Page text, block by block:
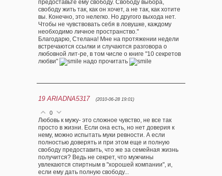
предоставьте ему свободу. Свободу выбора,
свободу жить так, как он хочет, а не так, как хотите
вы. Конечно, это нелегко. Но другого выхода нет.
Чтобы не чувствовать себя в ловушке, каждому
необходимо личное пространство."
Благодарю, Стелана! Мне на протяжении недели
встречаются ссылки и случаются разговора о
любовной лит-ре, в том числе о книге "10 секретов
любви"
надо прочитать
19 ARIADNA5317 (2010-06-28 19:01)
0
Любовь к мужу- это сложное чувство, не все так
просто в жизни. Если она есть, но нет доверия к
нему, можно испытать муки ревности. А если
полностью доверять и при этом еще и полную
свободу предоставить, что же за семейная жизнь
получится? Ведь не секрет, что мужчины
увлекаются спиртным в "хорошей компании", и,
если ему дать полную свободу...